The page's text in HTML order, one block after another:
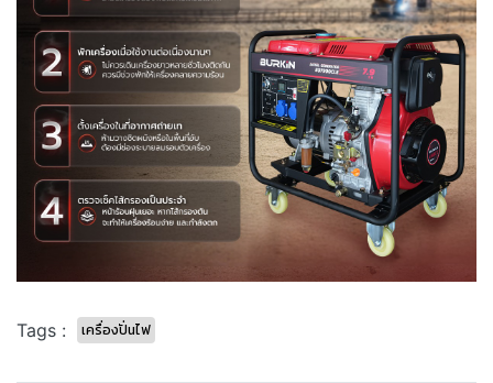
Tags : เครื่องปั่นไฟ